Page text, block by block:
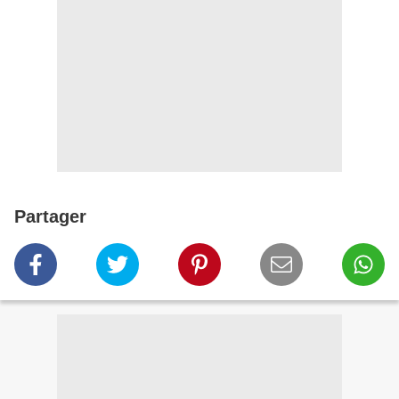
Partager